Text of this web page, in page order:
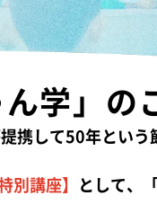
学」の
携して50年という
別講座】 として、